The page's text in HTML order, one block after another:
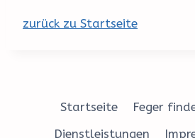
zurück zu Startseite
Startseite Feger
Dienstleistungen